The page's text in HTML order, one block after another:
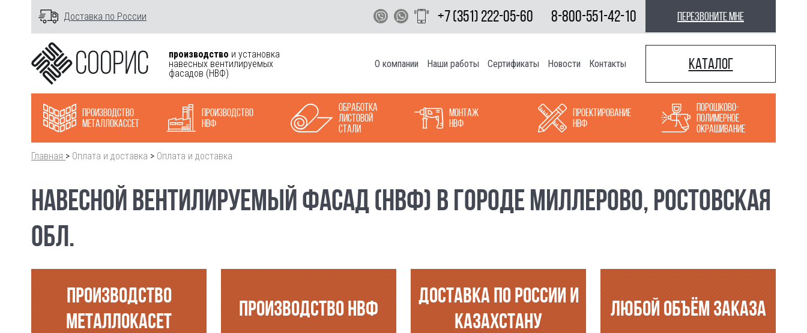
Доставка по России +7 (351) 222-05-60 8-800-551-42-10 перезвоните мне
производство и установка
навесных вентилируемых
фасадов (НВФ)
О компании Наши работы Сертификаты Новости Контакты Каталог
Производство
металлокасcет
Производство
НВФ
Обработка
листовой
стали
Монтаж
НВФ
Проектирование
НВФ
Порошково-
полимерное
окрашивание
Главная > Оплата и доставка > Оплата и доставка
НАВЕСНОЙ ВЕНТИЛИРУЕМЫЙ ФАСАД (НВФ) В ГОРОДЕ МИЛЛЕРОВО, РОСТОВСКАЯ
ОБЛ.
ПРОИЗВОДСТВО
МЕТАЛЛОКАСЕТ
ПРОИЗВОДСТВО НВФ
ДОСТАВКА ПО РОССИИ И
КАЗАХСТАНУ
ЛЮБОЙ ОБЪЁМ ЗАКАЗА